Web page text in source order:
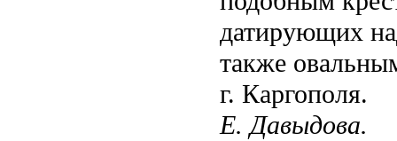
датирующих
также
г. Каргополя.
Е. Давыдова.